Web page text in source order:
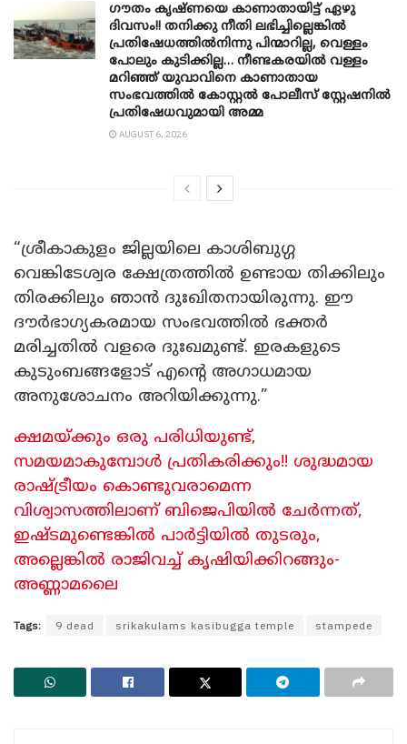
ഗൗതം കൃഷ്ണയെ കാണാതായിട്ട് ഏഴു
ദിവസം!! തനിക്കു നീതി ലഭിച്ചില്ലെങ്കിൽ
പ്രതിഷേധത്തിൽനിന്നു പിന്മാറില്ല, വെള്ളം
പോലും കുടിക്കില്ല… നീണ്ടകരയിൽ വള്ളം
മറിഞ്ഞ് യുവാവിനെ കാണാതായ
സംഭവത്തിൽ കോസ്റ്റൽ പോലീസ് സ്റ്റേഷനിൽ
പ്രതിഷേധവുമായി അമ്മ
AUGUST 6, 2026
“ശ്രീകാകുളം ജില്ലയിലെ കാശിബുഗ്ഗ
വെങ്കിടേശ്വര ക്ഷേത്രത്തിൽ ഉണ്ടായ തിക്കിലും
തിരക്കിലും ഞാൻ ദുഃഖിതനായിരുന്നു. ഈ
ദൗർഭാഗ്യകരമായ സംഭവത്തിൽ ഭക്തർ
മരിച്ചതിൽ വളരെ ദുഃഖമുണ്ട്. ഇരകളുടെ
കുടുംബങ്ങളോട് എന്റെ അഗാധമായ
അനുശോചനം അറിയിക്കുന്നു.”
ക്ഷമയ്ക്കും ഒരു പരിധിയുണ്ട്,
സമയമാകുമ്പോൾ പ്രതികരിക്കും!! ശുദ്ധമായ
രാഷ്ട്രീയം കൊണ്ടുവരാമെന്ന
വിശ്വാസത്തിലാണ് ബിജെപിയിൽ ചേർന്നത്,
ഇഷ്ടമുണ്ടെങ്കിൽ പാർട്ടിയിൽ തുടരും,
അല്ലെങ്കിൽ രാജിവച്ച് കൃഷിയിക്കിറങ്ങും-
അണ്ണാമലൈ
Tags: 9 dead srikakulams kasibugga temple stampede